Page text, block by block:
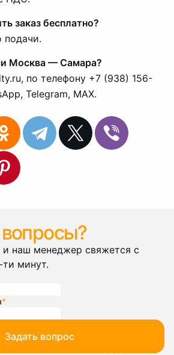
заказ бесплатно?
подачи.
Москва — Самара?
по телефону +7 (938) 156-
Telegram, MAX.
вопросы?
и наш менеджер свяжется с
минут.
*
Задать вопрос